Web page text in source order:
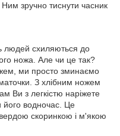
зручно тиснути часник
людей схиляються до
ножа. Але чи це так?
ми просто зминаємо
З хлібним ножем
Ви з легкістю наріжете
його водночас. Це
скоринкою і м'якою